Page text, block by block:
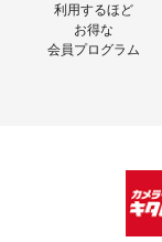
利用するほど
お得な
会員プログラム